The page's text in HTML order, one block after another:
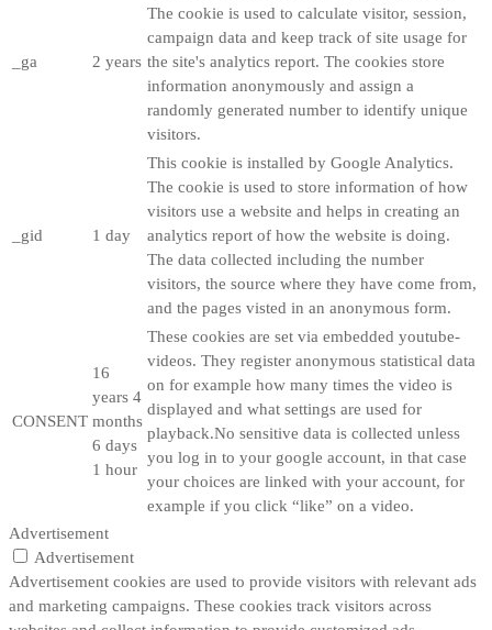
_ga 2 years
The cookie is used to calculate visitor, session,
campaign data and keep track of site usage for
the site's analytics report. The cookies store
information anonymously and assign a
randomly generated number to identify unique
visitors.
_gid 1 day
This cookie is installed by Google Analytics.
The cookie is used to store information of how
visitors use a website and helps in creating an
analytics report of how the website is doing.
The data collected including the number
visitors, the source where they have come from,
and the pages visted in an anonymous form.
CONSENT
16
years 4
months
6 days
1 hour
These cookies are set via embedded youtube-
videos. They register anonymous statistical data
on for example how many times the video is
displayed and what settings are used for
playback.No sensitive data is collected unless
you log in to your google account, in that case
your choices are linked with your account, for
example if you click “like” on a video.
Advertisement
Advertisement
Advertisement cookies are used to provide visitors with relevant ads
and marketing campaigns. These cookies track visitors across